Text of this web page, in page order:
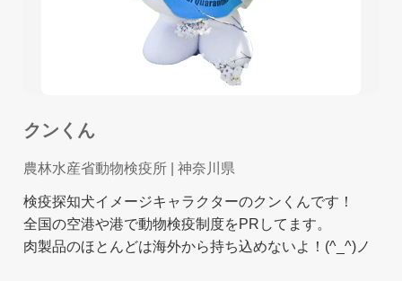
クンくん
農林水産省動物検疫所 | 神奈川県
検疫探知犬イメージキャラクターのクンくんです！
全国の空港や港で動物検疫制度をPRしてます。
肉製品のほとんどは海外から持ち込めないよ！(^_^)ノ